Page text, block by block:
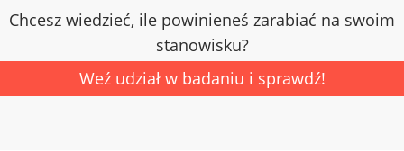
Chcesz wiedzieć, ile powinieneś zarabiać na swoim
stanowisku?
Weź udział w badaniu i sprawdź!